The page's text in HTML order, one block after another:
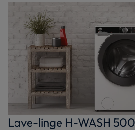
Lave-linge H-WASH 500